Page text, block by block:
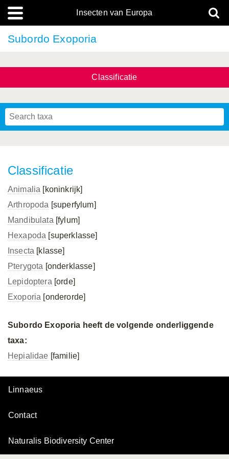
Insecten van Europa
Subordo Exoporia
Classificatie
Classificatie
Animalia [koninkrijk]
Arthropoda [superfylum]
Mandibulata [fylum]
Hexapoda [superklasse]
Insecta [klasse]
Pterygota [onderklasse]
Lepidoptera [orde]
Exoporia [onderorde]
Subordo Exoporia heeft de volgende onderliggende
taxa:
Hepialidae [familie]
Linnaeus
Contact
Naturalis Biodiversity Center